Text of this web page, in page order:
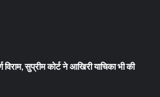
सुप्रीम कोर्ट ने आखिरी याचिका भी की